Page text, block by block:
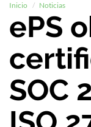
Inicio Noticias
ePS
SOC